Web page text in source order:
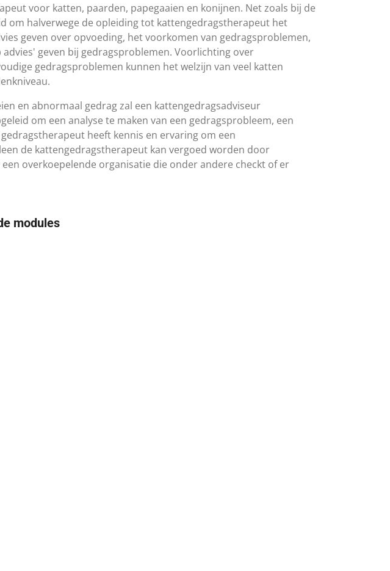
voor katten, paarden, papegaaien en konijnen. Net zoals bij de
om halverwege de opleiding tot kattengedragstherapeut het
geven over opvoeding, het voorkomen van gedragsproblemen,
geven bij gedragsproblemen. Voorlichting over
gedragsproblemen kunnen het welzijn van veel katten
en abnormaal gedrag zal een kattengedragsadviseur
om een analyse te maken van een gedragsprobleem, een
heeft kennis en ervaring om een
de kattengedragstherapeut kan vergoed worden door
overkoepelende organisatie die onder andere checkt of er
modules